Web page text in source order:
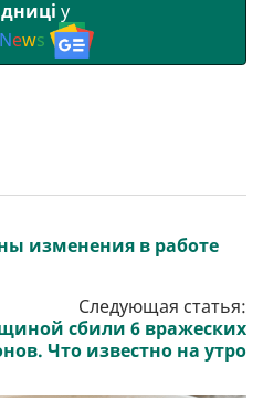
у
ews
изменения в работе
Следующая статья:
сбили 6 вражеских
Что известно на утро